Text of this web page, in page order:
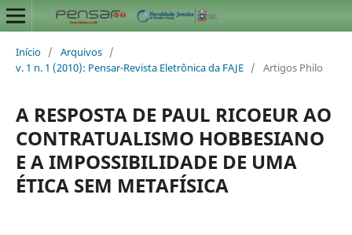
Início / Arquivos /
v. 1 n. 1 (2010): Pensar-Revista Eletrônica da FAJE / Artigos Philo
A RESPOSTA DE PAUL RICOEUR AO
CONTRATUALISMO HOBBESIANO
E A IMPOSSIBILIDADE DE UMA
ÉTICA SEM METAFÍSICA